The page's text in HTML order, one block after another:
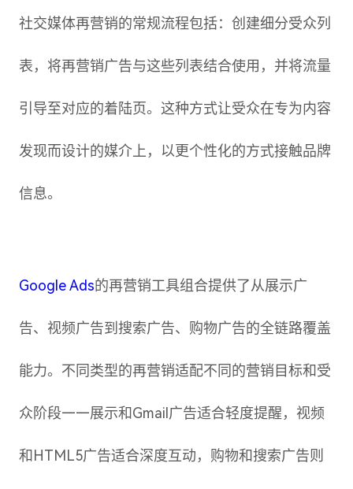
社交媒体再营销的常规流程包括：创建细分受众列
表，将再营销广告与这些列表结合使用，并将流量
引导至对应的着陆页。这种方式让受众在专为内容
发现而设计的媒介上，以更个性化的方式接触品牌
信息。
Google Ads的再营销工具组合提供了从展示广
告、视频广告到搜索广告、购物广告的全链路覆盖
能力。不同类型的再营销适配不同的营销目标和受
众阶段——展示和Gmail广告适合轻度提醒，视频
和HTML5广告适合深度互动，购物和搜索广告则